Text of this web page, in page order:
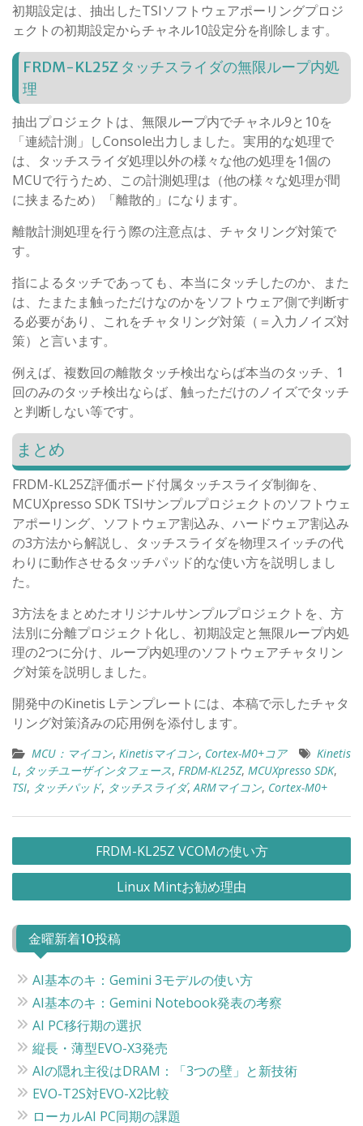
初期設定は、抽出したTSIソフトウェアポーリングプロジ
ェクトの初期設定からチャネル10設定分を削除します。
FRDM-KL25Z タッチスライダの無限ループ内処
理
抽出プロジェクトは、無限ループ内でチャネル9と10を
「連続計測」しConsole出力しました。実用的な処理で
は、タッチスライダ処理以外の様々な他の処理を1個の
MCUで行うため、この計測処理は（他の様々な処理が間
に挟まるため）「離散的」になります。
離散計測処理を行う際の注意点は、チャタリング対策で
す。
指によるタッチであっても、本当にタッチしたのか、また
は、たまたま触っただけなのかをソフトウェア側で判断す
る必要があり、これをチャタリング対策（＝入力ノイズ対
策）と言います。
例えば、複数回の離散タッチ検出ならば本当のタッチ、1
回のみのタッチ検出ならば、触っただけのノイズでタッチ
と判断しない等です。
まとめ
FRDM-KL25Z評価ボード付属タッチスライダ制御を、
MCUXpresso SDK TSIサンプルプロジェクトのソフトウェ
アポーリング、ソフトウェア割込み、ハードウェア割込み
の3方法から解説し、タッチスライダを物理スイッチの代
わりに動作させるタッチパッド的な使い方を説明しまし
た。
3方法をまとめたオリジナルサンプルプロジェクトを、方
法別に分離プロジェクト化し、初期設定と無限ループ内処
理の2つに分け、ループ内処理のソフトウェアチャタリン
グ対策を説明しました。
開発中のKinetis Lテンプレートには、本稿で示したチャタ
リング対策済みの応用例を添付します。
MCU：マイコン, Kinetisマイコン, Cortex-M0+コア
Kinetis
L, タッチユーザインタフェース, FRDM-KL25Z, MCUXpresso SDK,
TSI, タッチパッド, タッチスライダ,ARMマイコン, Cortex-M0+
稿
ナ
ビ
ゲ
ー
シ
ョ
ン
FRDM-KL25Z VCOMの使い方
Linux Mintお勧め理由
金曜新着10投稿
AI基本のキ：Gemini 3モデルの使い方
AI基本のキ：Gemini Notebook発表の考察
AI PC移行期の選択
縦長・薄型EVO-X3発売
AIの隠れ主役はDRAM：「3つの壁」と新技術
EVO-T2S対EVO-X2比較
ローカルAI PC同期の課題